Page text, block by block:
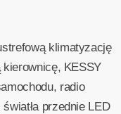
klimatyzację
KESSY
radio
przednie LED